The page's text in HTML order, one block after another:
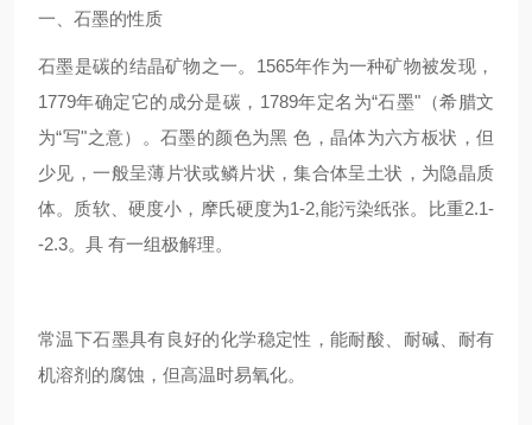
一、石墨的性质
石墨是碳的结晶矿物之一。1565年作为一种矿物被发现，
1779年确定它的成分是碳，1789年定名为“石墨"（希腊文
为“写"之意）。石墨的颜色为黑 色，晶体为六方板状，但
少见，一般呈薄片状或鳞片状，集合体呈土状，为隐晶质
体。质软、硬度小，摩氏硬度为1-2,能污染纸张。比重2.1-
-2.3。具 有一组极解理。
常温下石墨具有良好的化学稳定性，能耐酸、耐碱、耐有
机溶剂的腐蚀，但高温时易氧化。